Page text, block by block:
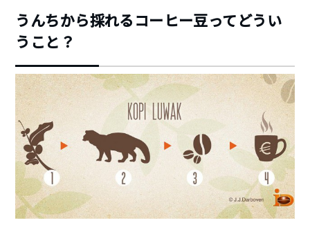
うんちから採れるコーヒー豆ってどうい
うこと？